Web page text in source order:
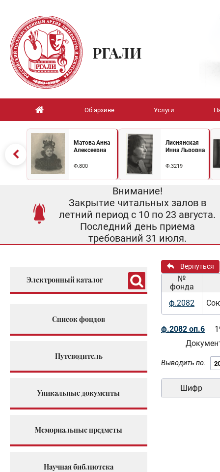
РГАЛИ
Об архиве Услуги
Матова Анна
Алексеевна
Ф.800
Лиснянская
Инна Львовна
Ф.3219
Внимание!
Закрытие читальных залов в
летний период с 10 по 23 августа.
Последний день приема
требований 31 июля.
Электронный каталог
Список фондов
Путеводитель
Уникальные документы
Мемориальные предметы
Научная библиотека
Вернуться
№
фонда
ф.2082
ф.2082 оп.6
Выводить по:
Шифр